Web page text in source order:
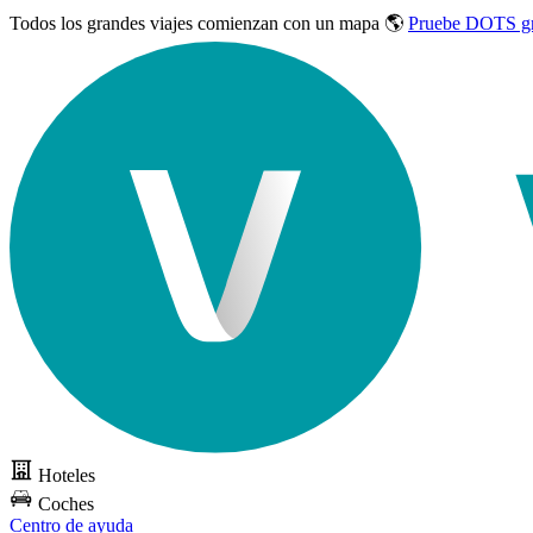
Todos los grandes viajes comienzan con un mapa 🌎 Pruebe DOTS
Hoteles
Coches
Centro de ayuda